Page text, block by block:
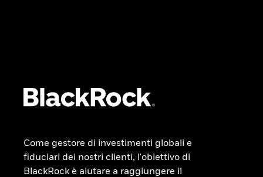
Come gestore di investimenti globali e
fiduciari dei nostri clienti, l'obiettivo di
BlackRock è aiutare a raggiungere il